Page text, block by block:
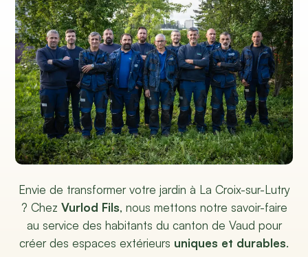
Envie de transformer votre jardin à La Croix-sur-Lutry
? Chez Vurlod Fils, nous mettons notre savoir-faire
au service des habitants du canton de Vaud pour
créer des espaces extérieurs uniques et durables.